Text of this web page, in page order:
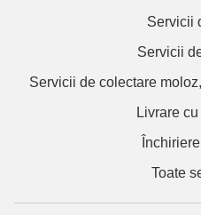
Servicii
Servicii
Servicii de colectare
Livrare
Toate